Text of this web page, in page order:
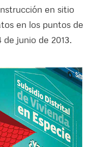
en sitio
en los puntos de
junio de 2013.